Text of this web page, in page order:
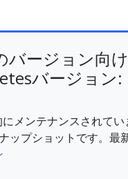
バージョン向
バージョン:
メンテナンスされてい
ップショットです。最